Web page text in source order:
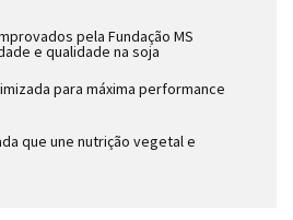
pela Fundação MS
e qualidade na soja
para máxima performance
que une nutrição vegetal e